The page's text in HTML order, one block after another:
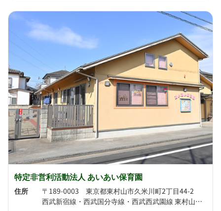
特定非営利活動法人 あいあい保育園
住所
〒189-0003 東京都東村山市久米川町2丁目44-2
西武新宿線・西武国分寺線・西武西武園線 東村山駅より徒歩20分 JR武蔵野線 新秋津駅より徒歩21分